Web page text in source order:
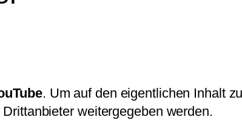
. Um auf den eigentlichen Inhalt
weitergegeben werden.